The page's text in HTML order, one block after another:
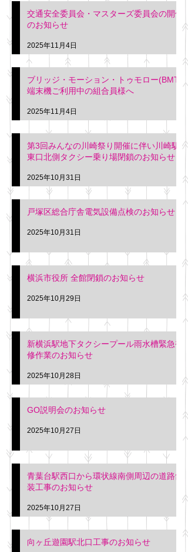
交通安全委員会・マスターズ委員会の開催
のお知らせ
2025年11月4日
ブリッジ・モーション・トゥモロー(BMT)
端末機ご利用中の組合員様へ
2025年11月4日
第3回みんなの川崎祭り開催に伴い川崎駅
東口北側タクシー乗り場閉鎖のお知らせ
2025年10月31日
戸塚区総合庁舎電気設備点検のお知らせ
2025年10月31日
横浜市役所 全館閉鎖のお知らせ
2025年10月29日
新横浜駅地下タクシープール雨水槽緊急補
修作業のお知らせ
2025年10月28日
GO説明会のお知らせ
2025年10月27日
青葉台駅西口から環状線南側周辺の道路舗
装工事のお知らせ
2025年10月27日
向ヶ丘遊園駅北口工事のお知らせ